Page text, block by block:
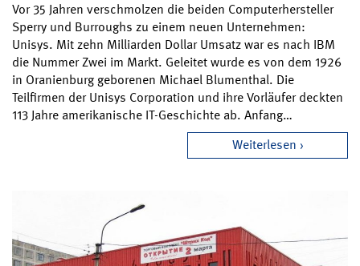
Vor 35 Jahren verschmolzen die beiden Computerhersteller
Sperry und Burroughs zu einem neuen Unternehmen:
Unisys. Mit zehn Milliarden Dollar Umsatz war es nach IBM
die Nummer Zwei im Markt. Geleitet wurde es von dem 1926
in Oranienburg geborenen Michael Blumenthal. Die
Teilfirmen der Unisys Corporation und ihre Vorläufer deckten
113 Jahre amerikanische IT-Geschichte ab. Anfang…
Weiterlesen